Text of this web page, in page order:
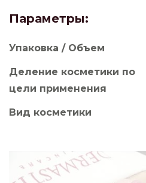
Параметры:
Упаковка / Объем
Деление косметики по
цели применения
Вид косметики